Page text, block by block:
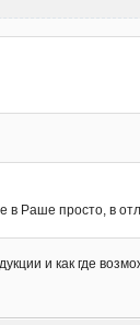
Раше просто, в
и как где